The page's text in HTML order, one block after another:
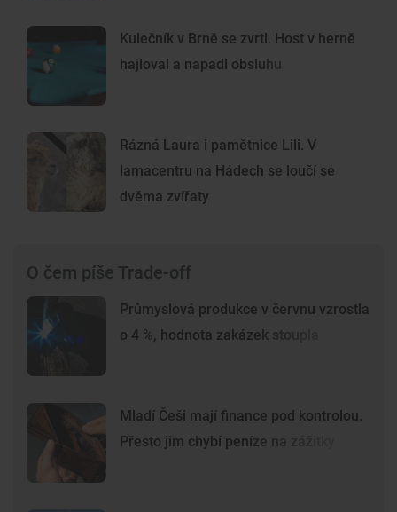
Kulečník v Brně se zvrtl. Host v herně
hajloval a napadl obsluhu
Rázná Laura i pamětnice Lili. V
lamacentru na Hádech se loučí se
dvěma zvířaty
O čem píše Trade-off
Průmyslová produkce v červnu vzrostla
o 4 %, hodnota zakázek stoupla
Mladí Češi mají finance pod kontrolou.
Přesto jim chybí peníze na zážitky